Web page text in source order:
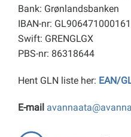
Bank: Grønlandsbanken
IBAN-nr:
Swift: GRENGLGX
PBS-nr: 86318644
Hent GLN liste her: EAN/
E-mail